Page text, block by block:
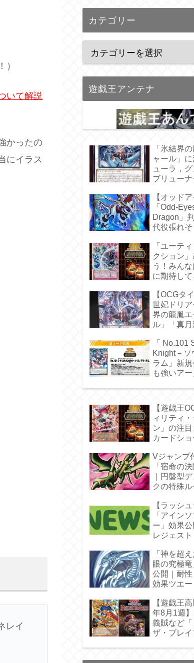
いて解説
かったの
にイラス
レイ
カテゴリー
遊戯王アンテナ
「氷結界
ャール」
ューラ，
ブリュー
【オッド
「Odd-
Dragon」
代役張れ
「ユーテ
クション
う！みん
に期待して
【OCGタ
世妃ドリ
界の龍胤
ル」「真月
「 No.101
Knight－ソ
ラム」新
も強いア
【遊戯王
ィリティ
ン」の注
カードショ
Vジャンプ
「宿命の
｜円盤型
クの特殊ル
【ラッシ
「アイン
ー」効果
レジェス
「神を超
眼の究極
公開｜耐
効果ツエー
【遊戯王
年8月1週
義賊など「
ザ・ブレ